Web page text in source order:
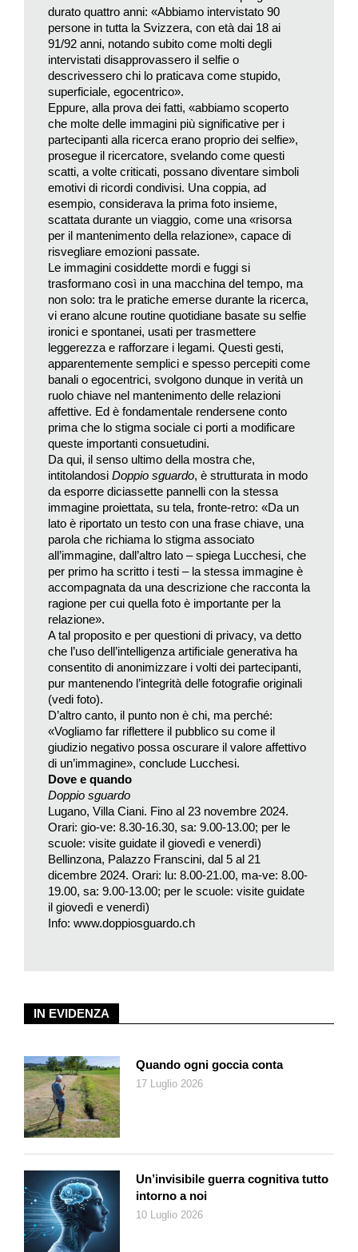
trasformare il proprio lutto in un processo artistico, il quale si fa
forte della ricerca non di una ragione, ma di una variante della
realtà: «Quando mia madre è mancata all’improvviso, io non
potevo accettare la realtà. Non sembrava possibile. Così sono
andata a cercare le sue foto, perché nelle foto lei era ancora
Tornando a Barthes, se il semiologo resta affranto davanti al
limite posto dal tempo (da una parte l’immagine con la madre
ancora in vita, dall’altra un presente senza di lei), la Ricci
sfonda – di nuovo – quella barriera per tentare l’impossibile:
ricreare un legame all’interno dello stesso spazio temporale
con un atto di presenza forzata che le consenta non solo di
affrontare il dolore, ma forse anche di salvare la madre dalla
morte, preannunciandogliela.
Da una parte, infatti, Moira Ricci, quando avvia il progetto,
utilizza la fotografia per accedere a momenti perduti e
mantenere viva la presenza della madre scomparsa, dall’altra
spera di poter «andare dentro le foto e riuscire a prenderla e
portarla fuori, così l’avrei salvata»; non potendolo fare, decide
di inserirsi nelle vecchie stampe della madre, ritratta in
momenti di vita quotidiana, di viaggi, di eventi speciali,
dell’infanzia e della prima giovinezza, per avvisarla di quanto
accadrà in quel futuro che lei ormai già conosce: «Per questo,
negli scatti in cui mi sono inserita, tengo lo sguardo di una
persona che sa che succederà qualcosa di brutto: non
potendo parlare dentro alle fotografie, dovevo assumere un
atteggiamento ammonitore» sperando che prima o poi la
madre percepisse il pericolo, evitandolo…
Ed ecco svelata la ragione per cui nelle cinquanta fotografie
esposte al Mufoco compare sempre anche Moira Ricci: «Mi
sono messa insieme a loro, a tutte le persone che sono nelle
foto, prendendo posto laddove potevo stare senza intralciare
nessuno, per rispettarli, per rispettare proprio la foto,
adattandomi anche al tempo: ho cercato di vestirmi e
acconciarmi secondo gli anni dello scatto, copiando un po’
anche mia mamma, nella semplicità che aveva lei nel vestirsi.
Non ho voluto comperare nulla di nuovo, per cui a volte usavo
proprio i suoi abiti, e persino le sue scarpe; l’unica cosa
diversa è questa mia attenzione che ho su di lei; volevo proprio
che con la forza del mio sguardo lei capisse. Così mi sono
fotografata (ndr. ancora non era in voga il selfie) tante volte con
una macchinetta a 4 megapixel, piccolissima, in digitale, e con
un telecomandino: scattavo una foto dopo essermi messa in
posa vicino alla mamma; al suo posto, una scopa oppure il
cavalletto, per capire dove e come posare lo sguardo su di
lei». Tutto questo dopo aver studiato luci, ombre, colori,
contesto, posture, look, meteo, umori, stagione eccetera.
analogico e digitale, a segnare forse una delle prime
esperienze significative in Italia di un’artista capace di dare un
tenuto a sottolineare Roberta Valtorta.
Le mostre, di questo lavoro di lunga durata, iniziarono subito; la
prima già nel 2005 quando aveva solo nove immagini. Non è
sempre stato facile, dovendo gestire un carico intimo ed
linearità del tempo, nonostante le molte crisi esistenziali. E lo
ha fatto forse rendendosi conto che il suo lavoro non è solo un
viaggio personale, ma è il tentativo di restituire forma visiva a
una emozione condivisibile: «La fotografia non restituisce la
vita, non riporta indietro chi abbiamo perso» ammette Ricci,
IN EVIDENZA
Quando ogni goccia conta
17 Luglio 2026
Un’invisibile guerra cognitiva tutto
intorno a noi
10 Luglio 2026
durato quattro anni: «Abbiamo intervistato 90
persone in tutta la Svizzera, con età dai 18 ai
91/92 anni, notando subito come molti degli
intervistati disapprovassero il selfie o
descrivessero chi lo praticava come stupido,
superficiale, egocentrico».
Eppure, alla prova dei fatti, «abbiamo scoperto
che molte delle immagini più significative per i
partecipanti alla ricerca erano proprio dei selfie»,
prosegue il ricercatore, svelando come questi
scatti, a volte criticati, possano diventare simboli
emotivi di ricordi condivisi. Una coppia, ad
esempio, considerava la prima foto insieme,
scattata durante un viaggio, come una «risorsa
per il mantenimento della relazione», capace di
risvegliare emozioni passate.
Le immagini cosiddette mordi e fuggi si
trasformano così in una macchina del tempo, ma
non solo: tra le pratiche emerse durante la ricerca,
vi erano alcune routine quotidiane basate su selfie
ironici e spontanei, usati per trasmettere
leggerezza e rafforzare i legami. Questi gesti,
apparentemente semplici e spesso percepiti come
banali o egocentrici, svolgono dunque in verità un
ruolo chiave nel mantenimento delle relazioni
affettive. Ed è fondamentale rendersene conto
prima che lo stigma sociale ci porti a modificare
queste importanti consuetudini.
Da qui, il senso ultimo della mostra che,
intitolandosi Doppio sguardo, è strutturata in modo
da esporre diciassette pannelli con la stessa
immagine proiettata, su tela, fronte-retro: «Da un
lato è riportato un testo con una frase chiave, una
parola che richiama lo stigma associato
all’immagine, dall’altro lato – spiega Lucchesi, che
per primo ha scritto i testi – la stessa immagine è
accompagnata da una descrizione che racconta la
ragione per cui quella foto è importante per la
relazione».
A tal proposito e per questioni di privacy, va detto
che l’uso dell’intelligenza artificiale generativa ha
consentito di anonimizzare i volti dei partecipanti,
pur mantenendo l’integrità delle fotografie originali
(vedi foto).
D’altro canto, il punto non è chi, ma perché:
«Vogliamo far riflettere il pubblico su come il
giudizio negativo possa oscurare il valore affettivo
di un’immagine», conclude Lucchesi.
Dove e quando
Doppio sguardo
Lugano, Villa Ciani. Fino al 23 novembre 2024.
Orari: gio-ve: 8.30-16.30, sa: 9.00-13.00; per le
scuole: visite guidate il giovedì e venerdì)
Bellinzona, Palazzo Franscini, dal 5 al 21
dicembre 2024. Orari: lu: 8.00-21.00, ma-ve: 8.00-
19.00, sa: 9.00-13.00; per le scuole: visite guidate
il giovedì e venerdì)
Info: www.doppiosguardo.ch